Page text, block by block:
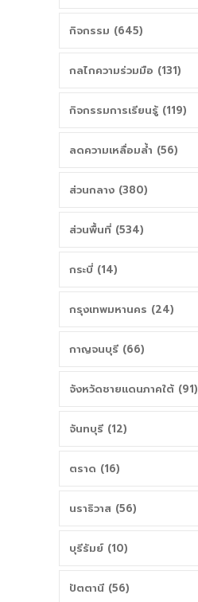
กิจกรรม (645)
กลไกความร่วมมือ (131)
กิจกรรมการเรียนรู้ (119)
ลดความเหลื่อมล้ำ (56)
ส่วนกลาง (380)
ส่วนพื้นที่ (534)
กระบี่ (14)
กรุงเทพมหานคร (24)
กาญจนบุรี (66)
จังหวัดชายแดนภาคใต้ (91)
จันทบุรี (12)
ตราด (16)
นราธิวาส (56)
บุรีรัมย์ (10)
ปัตตานี (56)